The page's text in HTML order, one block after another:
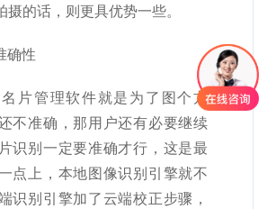
的话，则更具优势一些。
确性
片管理软件就是为了图个方
不准确，那用户还有必要继续
识别一定要准确才行，这是最
点上，本地图像识别引擎就不
识别引擎加了云端校正步骤，